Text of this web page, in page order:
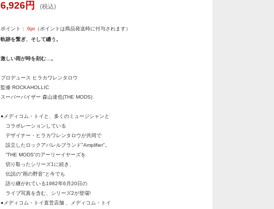
6,926 円 (税込)
ポイント： 0pt （ポイントは商品発送時に付与されます）
軌跡を繋ぎ、そして纏う。
激しい雨が時を刻む…。
プロデュース ヒラカワレンタロウ
監修 ROCKAHOLLIC
スーパーバイザー 森山達也(THE MODS)
●メディコム・トイと、多くのミュージシャンと
コラボレーションしている
デザイナー・ヒラカワレンタロウが共同で
設立したロックアパレルブランド"Amplifier"。
“THE MODS”のアーリーイヤーズを
切り取ったシリーズ1に続き、
伝説の"雨の野音"と今でも
語り継がれている1982年6月20日の
ライブ写真を含む、シリーズ2が登場!
●メディコム・トイ直営店舗 、メディコム・トイ